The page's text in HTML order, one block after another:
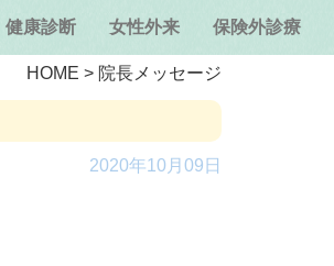
健康診断 女性外来 保険外診療
HOME > 院長メッセージ
2020年10月09日